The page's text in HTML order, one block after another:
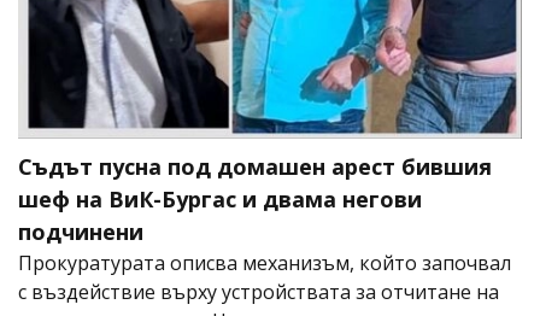
Съдът пусна под домашен арест бившия
шеф на ВиК-Бургас и двама негови
подчинени
Прокуратурата описва механизъм, който започвал
с въздействие върху устройствата за отчитане на